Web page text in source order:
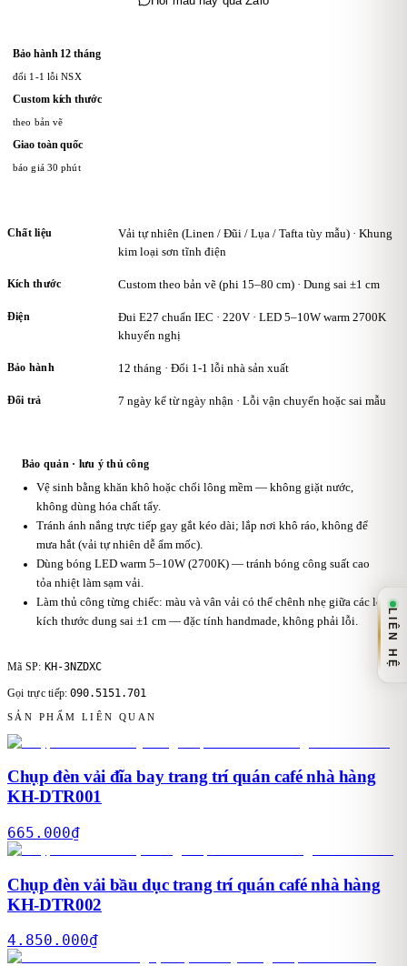
trợ kỹ thuật trọn đời Chương trình khách hàng thân thiết: Khách
hàng thân thiết của KAHA được tích điểm cho mỗi đơn hàng, sau đó
có thể sử dụng điểm để nhận ưu đãi trong các lần mua tiếp theo hoặc
nhận quà tặng từ KAHA.
Bảo hành 12 tháng
đổi 1-1 lỗi NSX
Custom kích thước
theo bản vẽ
Giao toàn quốc
báo giá 30 phút
Chất liệu
Vải tự nhiên (Linen / Đũi / Lụa / Tafta tùy mẫu) · Khung
kim loại sơn tĩnh điện
Kích thước Custom theo bản vẽ (phi 15–80 cm) · Dung sai ±1 cm
Điện
Đui E27 chuẩn IEC · 220V · LED 5–10W warm 2700K
khuyến nghị
Bảo hành 12 tháng · Đổi 1-1 lỗi nhà sản xuất
Đổi trả 7 ngày kể từ ngày nhận · Lỗi vận chuyển hoặc sai mẫu
Bảo quản · lưu ý thủ công
Vệ sinh bằng khăn khô hoặc chổi lông mềm — không giặt nước,
không dùng hóa chất tẩy.
Tránh ánh nắng trực tiếp gay gắt kéo dài; lắp nơi khô ráo, không để
mưa hắt (vải tự nhiên dễ ẩm mốc).
Dùng bóng LED warm 5–10W (2700K) — tránh bóng công suất cao
tỏa nhiệt làm sạm vải.
Làm thủ công từng chiếc: màu và vân vải có thể chênh nhẹ giữa các lô,
kích thước dung sai ±1 cm — đặc tính handmade, không phải lỗi.
Mã SP: KH-3NZDXC
Gọi trực tiếp:090.5151.701
SẢN PHẨM LIÊN QUAN
Chụp đèn vải đĩa bay trang trí quán café nhà hàng
KH-DTR001
665.000₫
Chụp đèn vải bầu dục trang trí quán café nhà hàng
KH-DTR002
4.850.000₫
LIÊN HỆ